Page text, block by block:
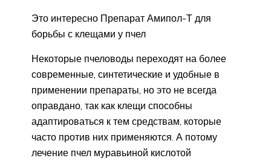
Это интересно Препарат Амипол-Т для
борьбы с клещами у пчел
Некоторые пчеловоды переходят на более
современные, синтетические и удобные в
применении препараты, но это не всегда
оправдано, так как клещи способны
адаптироваться к тем средствам, которые
часто против них применяются. А потому
лечение пчел муравьиной кислотой